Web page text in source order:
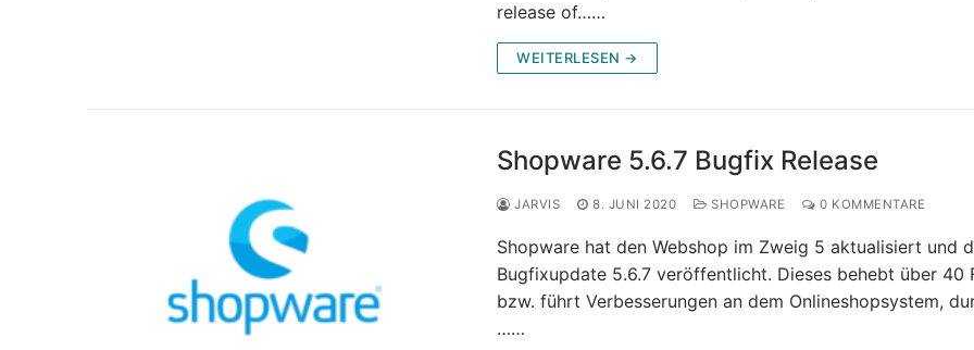
release of……
WEITERLESEN →
Shopware 5.6.7 Bugfix Release
JARVIS 8. JUNI 2020 SHOPWARE 0 KOMMENTARE
Shopware hat den Webshop im Zweig 5 aktualisiert und
Bugfixupdate 5.6.7 veröffentlicht. Dieses behebt über 40
bzw. führt Verbesserungen an dem Onlineshopsystem,
……